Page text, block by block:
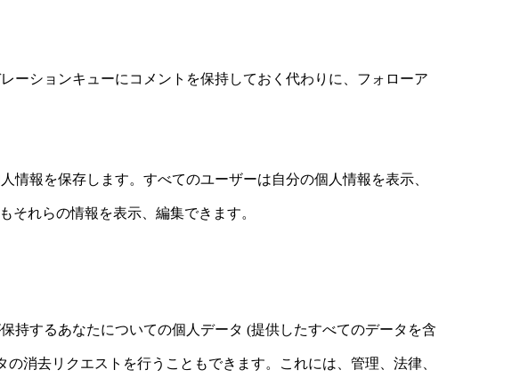
ーションキューにコメントを保持しておく代わりに、フォローア
報を保存します。すべてのユーザーは自分の個人情報を表示、
それらの情報を表示、編集できます。
持するあなたについての個人データ (提供したすべてのデータを含
消去リクエストを行うこともできます。これには、管理、法律、